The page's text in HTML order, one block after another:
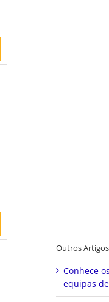
Outros Artigos
Conhece
equipas